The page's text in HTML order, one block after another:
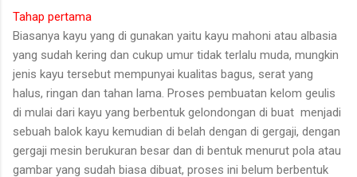
Tahap pertama
Biasanya kayu yang di gunakan yaitu kayu mahoni atau albasia
yang sudah kering dan cukup umur tidak terlalu muda, mungkin
jenis kayu tersebut mempunyai kualitas bagus, serat yang
halus, ringan dan tahan lama. Proses pembuatan kelom geulis
di mulai dari kayu yang berbentuk gelondongan di buat menjadi
sebuah balok kayu kemudian di belah dengan di gergaji, dengan
gergaji mesin berukuran besar dan di bentuk menurut pola atau
gambar yang sudah biasa dibuat, proses ini belum berbentuk